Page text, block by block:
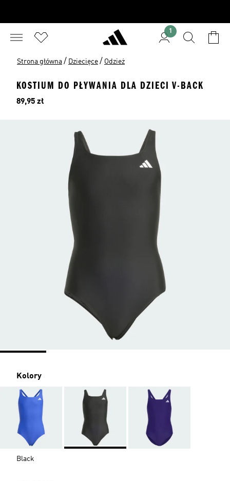
1
Strona główna / Dziecięce / Odzież
KOSTIUM DO PŁYWANIA DLA DZIECI V-BACK
Cena
89,95 zł
Kolory
Black